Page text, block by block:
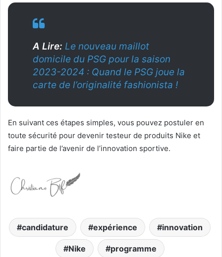
A Lire: Le nouveau maillot
domicile du PSG pour la saison
2023-2024 : Quand le PSG joue la
carte de l’originalité fashionista !
En suivant ces étapes simples, vous pouvez postuler en
toute sécurité pour devenir testeur de produits Nike et
faire partie de l’avenir de l’innovation sportive.
candidature expérience innovation
Nike programme